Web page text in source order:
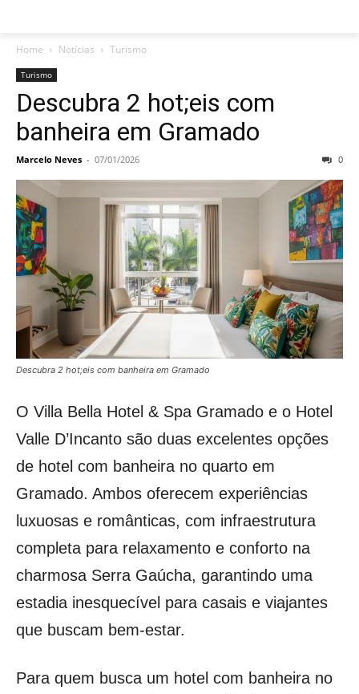
Home Notícias Turismo
Turismo
Descubra 2 hot;eis com
banheira em Gramado
Marcelo Neves - 07/01/2026 0
Descubra 2 hot;eis com banheira em Gramado
O Villa Bella Hotel & Spa Gramado e o Hotel
Valle D’Incanto são duas excelentes opções
de hotel com banheira no quarto em
Gramado. Ambos oferecem experiências
luxuosas e românticas, com infraestrutura
completa para relaxamento e conforto na
charmosa Serra Gaúcha, garantindo uma
estadia inesquecível para casais e viajantes
que buscam bem-estar.
Para quem busca um hotel com banheira no